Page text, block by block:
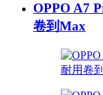
OPPO A7
卷到Max